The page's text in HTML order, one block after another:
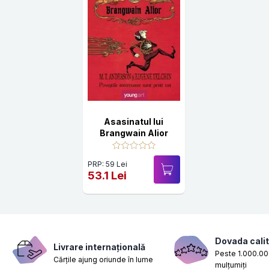
Asasinatul lui
Brangwain Alior
PRP: 59 Lei
53.1 Lei
Livrare internațională
Cărțile ajung oriunde în lume
Dovada
Peste
mulțumiți